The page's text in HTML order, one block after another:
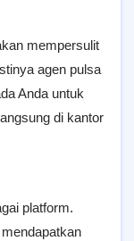
mempersulit
agen pulsa
Anda untuk
di kantor
platform.